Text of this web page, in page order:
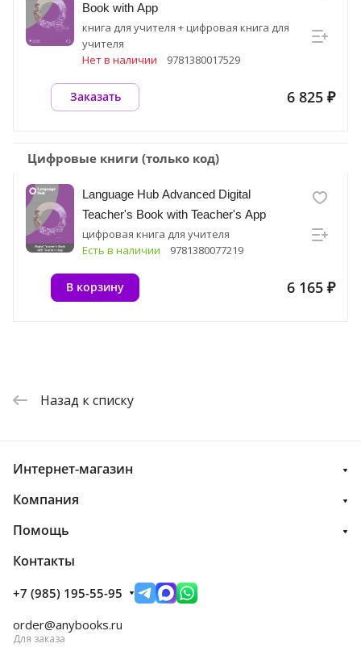
Book with App
книга для учителя + цифровая книга для
учителя
Нет в наличии
9781380017529
6 825 ₽
Заказать
Цифровые книги (только код)
Language Hub Advanced Digital
Teacher's Book with Teacher's App
цифровая книга для учителя
Есть в наличии
9781380077219
6 165 ₽
В корзину
Назад к списку
Интернет-магазин
Компания
Помощь
Контакты
+7 (985) 195-55-95
order@anybooks.ru
Для заказа